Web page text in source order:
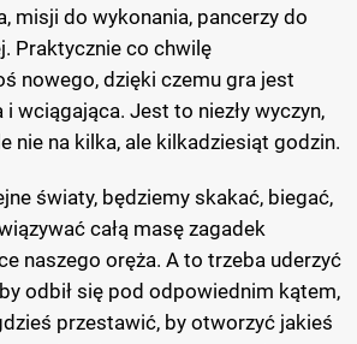
misji do wykonania, pancerzy do
Praktycznie co chwilę
nowego, dzięki czemu gra jest
wciągająca. Jest to niezły wyczyn,
nie na kilka, ale kilkadziesiąt godzin.
światy, będziemy skakać, biegać,
całą masę zagadek
naszego oręża. A to trzeba uderzyć
odbił się pod odpowiednim kątem,
przestawić, by otworzyć jakieś